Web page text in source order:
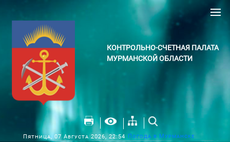
КОНТРОЛЬНО-СЧЕТНАЯ ПАЛАТА
МУРМАНСКОЙ ОБЛАСТИ
Пятница, 07 Августа 2026, 22:54 Погода в Мурманске